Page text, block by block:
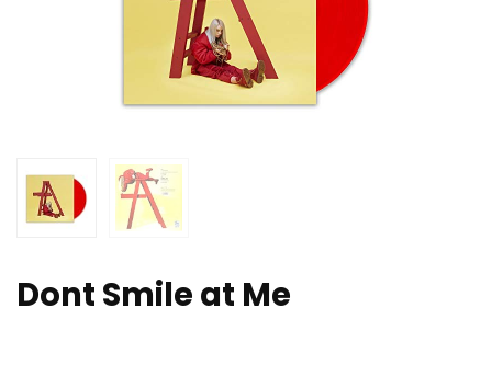
Dont Smile at Me